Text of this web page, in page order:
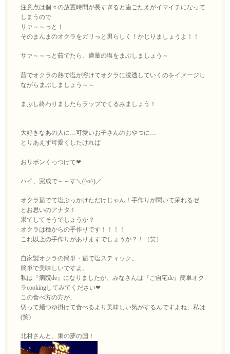
注意点は個々の放置時間が長すぎると歯ごたえがイマイチになって
しまうので
サァ～～っと！
そのまんまのオクラをガリっと男らしく！かじりましょうよ！！
サァ～～っと茹でたら、適量の塩をまぶしましょう～
茹でオクラの熱で塩が溶けてオクラに浸透していくのをイメージし
ながらまぶしましょう～～
まぶし終わりましたらラップでくるみましょう！
大好きなあの人に…可愛いお子さんのおやつに…
とりあえず可愛くしたければ
おリボンくっつけて❤
ハイ、完成で～～す＼(^o^)／
オクラ茹でて塩ぶっかけただけじゃん！手作りが聞いて呆れるゼ…
とお思いのアナタ！
果てしてそうでしょうか？
オクラは種からの手作りです！！！！
これ以上の手作りがありますでしょうか？！（笑）
自家製オクラの簡単・茹で塩スティック。
簡単で美味しいですよ。
私は『病院de』になりましたが、みなさんは『ご自宅de』簡単オク
ラcookingしてみてください❤
この食べ方の方が、
切って麺つゆ掛けて食べるより美味しい気がするんですよね、私は
(笑)
北村さんと、東の夢の国！